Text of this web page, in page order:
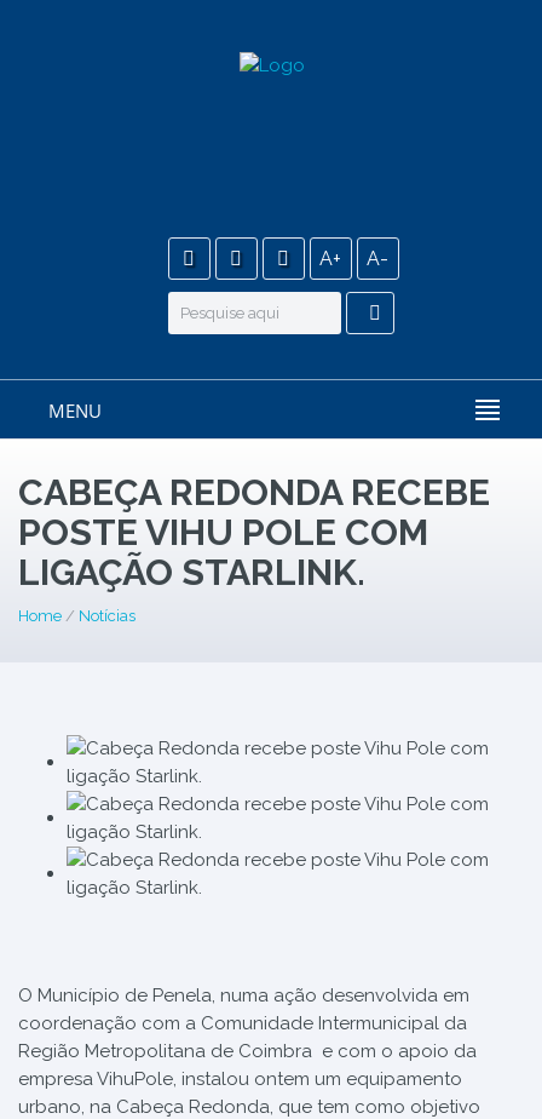
A+ A-
MENU
CABEÇA REDONDA RECEBE
POSTE VIHU POLE COM
LIGAÇÃO STARLINK.
Home / Notícias
O Município de Penela, numa ação desenvolvida em
coordenação com a Comunidade Intermunicipal da
Região Metropolitana de Coimbra e com o apoio da
empresa VihuPole, instalou ontem um equipamento
urbano, na Cabeça Redonda, que tem como objetivo